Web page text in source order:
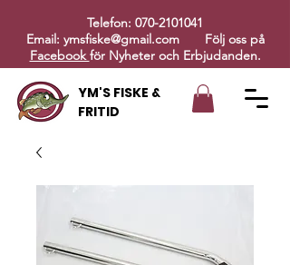
Telefon: 070-2101041
Email: ymsfiske@gmail.comFölj oss på
Facebookför Nyheter och Erbjudanden.
YM'S FISKE &
FRITID